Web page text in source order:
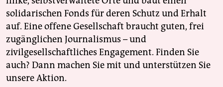
solidarischen Fonds für deren Schutz und Erhalt
auf. Eine offene Gesellschaft braucht guten, frei
zugänglichen Journalismus – und
zivilgesellschaftliches Engagement. Finden Sie
auch? Dann machen Sie mit und unterstützen Sie
unsere Aktion.